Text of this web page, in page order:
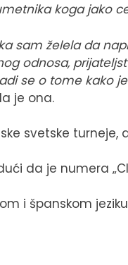
koga jako
sam želela da
odnosa,
se o tome kako
je ona.
svetske
da je numera
i španskom